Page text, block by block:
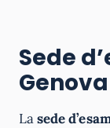
Sede
Genova
Lasede